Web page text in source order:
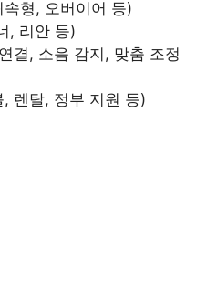
속형, 오버이어 등)
, 리안 등)
결, 소음 감지, 맞춤 조정
, 렌탈, 정부 지원 등)